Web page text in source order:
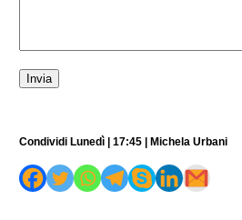
Condividi Lunedì | 17:45 | Michela Urbani